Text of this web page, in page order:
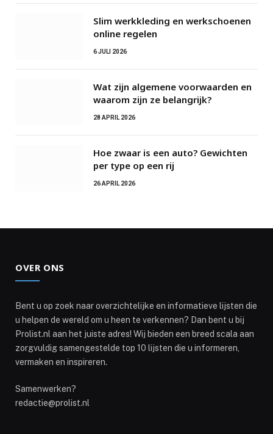
Slim werkkleding en werkschoenen
online regelen
6 JULI 2026
Wat zijn algemene voorwaarden en
waarom zijn ze belangrijk?
28 APRIL 2026
Hoe zwaar is een auto? Gewichten
per type op een rij
26 APRIL 2026
OVER ONS
Bent u op zoek naar overzichtelijke en informatieve lijsten die
u helpen de wereld om u heen te verkennen? Dan bent u bij
Prolist.nl aan het juiste adres! Wij bieden een breed scala aan
zorgvuldig samengestelde top 10 lijsten die u informeren,
vermaken en inspireren.
Samenwerken?
redactie@prolist.nl